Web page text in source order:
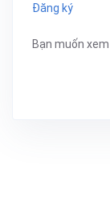
Đăng ký
Bạn muốn